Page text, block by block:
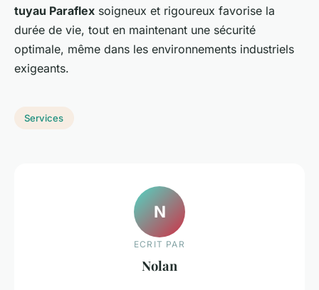
tuyau Paraflex soigneux et rigoureux favorise la
durée de vie, tout en maintenant une sécurité
optimale, même dans les environnements industriels
exigeants.
Services
N
ECRIT PAR
Nolan